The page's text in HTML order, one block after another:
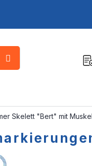
Skelett "Bert" mit